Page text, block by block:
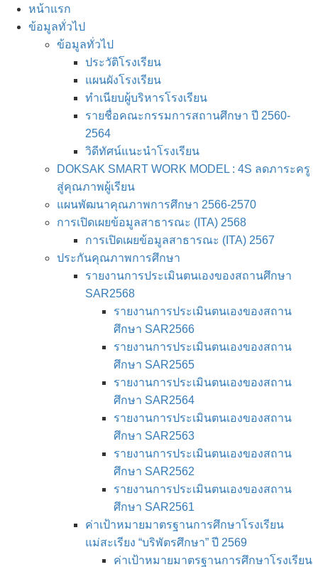
Skip
หน้าแรก
ข้อมูลทั่วไป
ข้อมูลทั่วไป
ประวัติโรงเรียน
แผนผังโรงเรียน
ทำเนียบผู้บริหารโรงเรียน
รายชื่อคณะกรรมการสถานศึกษา ปี 2560-
2564
วิดีทัศน์แนะนำโรงเรียน
DOKSAK SMART WORK MODEL : 4S ลดภาระครู
สู่คุณภาพผู้เรียน
แผนพัฒนาคุณภาพการศึกษา 2566-2570
การเปิดเผยข้อมูลสาธารณะ (ITA) 2568
การเปิดเผยข้อมูลสาธารณะ (ITA) 2567
ประกันคุณภาพการศึกษา
รายงานการประเมินตนเองของสถานศึกษา
SAR2568
รายงานการประเมินตนเองของสถาน
ศึกษา SAR2566
รายงานการประเมินตนเองของสถาน
ศึกษา SAR2565
รายงานการประเมินตนเองของสถาน
ศึกษา SAR2564
รายงานการประเมินตนเองของสถาน
ศึกษา SAR2563
รายงานการประเมินตนเองของสถาน
ศึกษา SAR2562
รายงานการประเมินตนเองของสถาน
ศึกษา SAR2561
ค่าเป้าหมายมาตรฐานการศึกษาโรงเรียน
แม่สะเรียง “บริพัตรศึกษา” ปี 2569
ค่าเป้าหมายมาตรฐานการศึกษาโรงเรียน